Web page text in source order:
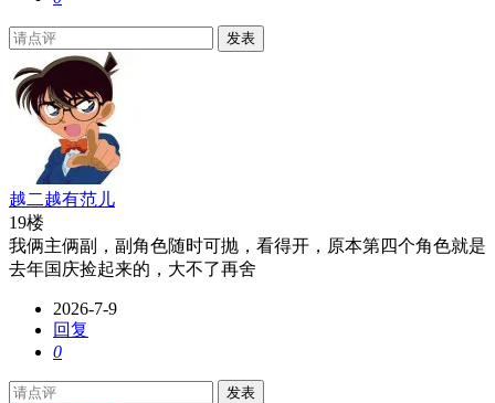
发表
越二越有范儿
19楼
我俩主俩副，副角色随时可抛，看得开，原本第四个角色就是
去年国庆捡起来的，大不了再舍
2026-7-9
回复
0
发表